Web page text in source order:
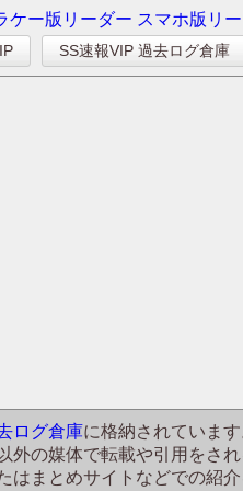
ケー版リーダー スマホ版リ
SS速報VIP 過去ログ倉庫
ログ倉庫に格納されていま
外の媒体で転載や引用をさ
はまとめサイトなどでの紹